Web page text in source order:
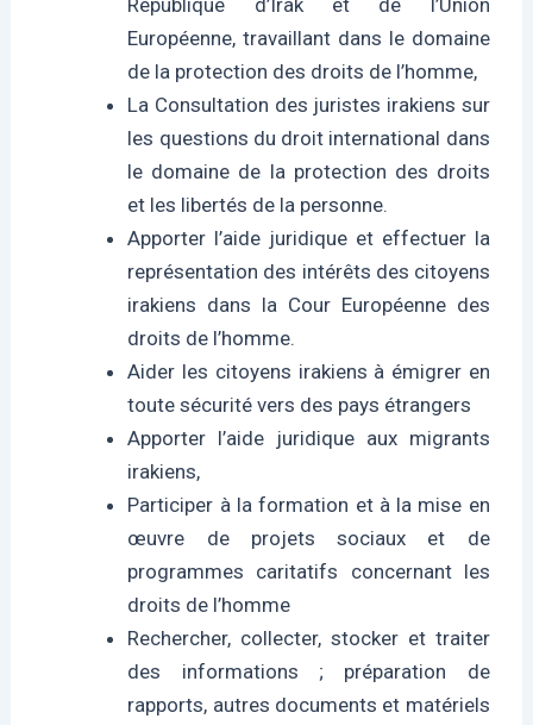
République d’Irak et de l’Union
Européenne, travaillant dans le domaine
de la protection des droits de l’homme,
La Consultation des juristes irakiens sur
les questions du droit international dans
le domaine de la protection des droits
et les libertés de la personne.
Apporter l’aide juridique et effectuer la
représentation des intérêts des citoyens
irakiens dans la Cour Européenne des
droits de l’homme.
Aider les citoyens irakiens à émigrer en
toute sécurité vers des pays étrangers
Apporter l’aide juridique aux migrants
irakiens,
Participer à la formation et à la mise en
œuvre de projets sociaux et de
programmes caritatifs concernant les
droits de l’homme
Rechercher, collecter, stocker et traiter
des informations ; préparation de
rapports, autres documents et matériels